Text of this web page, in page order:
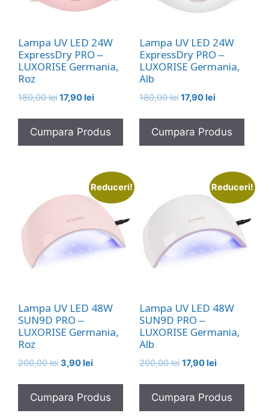
Lampa UV LED 24W
ExpressDry PRO –
LUXORISE Germania,
Roz
180,00lei Prețul
a
fost:
180,00 lei.
17,90lei
este:
17,90 lei.
Cumpara Produs
Lampa UV LED 24W
ExpressDry PRO –
LUXORISE Germania,
Alb
180,00lei Prețul
a
fost:
180,00 lei.
17,90leiPrețul
este:
17,90 lei.
Cumpara Produs
Reduceri!
Lampa UV LED 48W
SUN9D PRO –
LUXORISE Germania,
Roz
200,00lei Prețul
a
fost:
200,00 lei.
3,90lei
este:
3,90 lei.
Cumpara Produs
Reduceri!
Lampa UV LED 48W
SUN9D PRO –
LUXORISE Germania,
Alb
200,00lei Prețul
a
fost:
200,00 lei.
17,90leiPrețul
este:
17,90 lei.
Cumpara Produs